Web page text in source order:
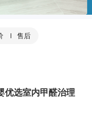
售后
优选室内甲醛治理